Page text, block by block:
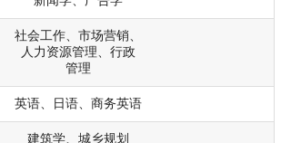
社会工作、市场营销、
人力资源管理、行政
管理
英语、日语、商务英语
建筑学、城乡规划